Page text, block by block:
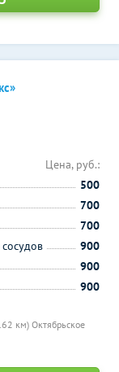
км)Октябрьское
Цена, руб.:
500
700
700
900
900
900